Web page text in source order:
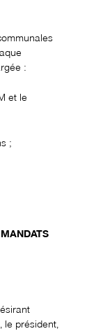
:
et le
;
président,